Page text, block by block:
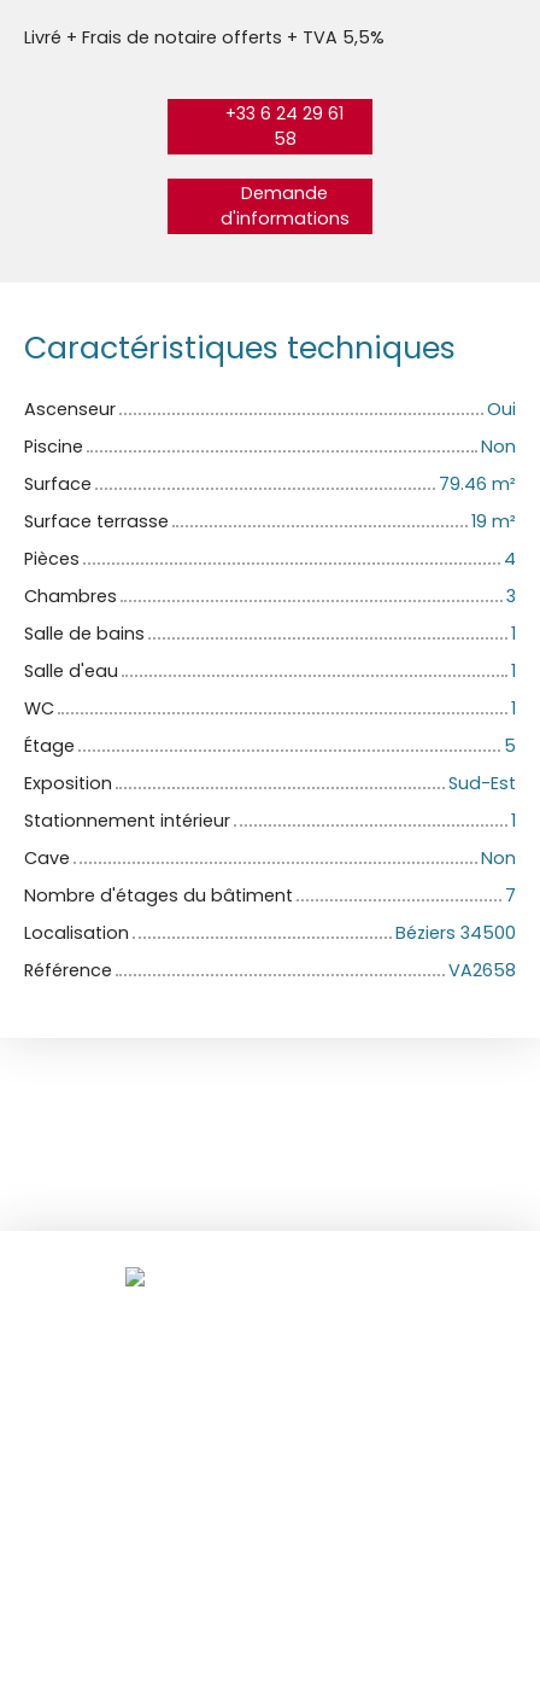
Livré + Frais de notaire offerts + TVA 5,5%
+33 6 24 29 61
58
Demande
d'informations
Caractéristiques techniques
Ascenseur
Oui
Piscine
Non
Surface
79.46 m²
Surface terrasse
19 m²
Pièces
4
Chambres
3
Salle de bains
1
Salle d'eau
1
WC
1
Étage
5
Exposition
Sud-Est
Stationnement intérieur
1
Cave
Non
Nombre d'étages du bâtiment
7
Localisation
Béziers 34500
Référence
VA2658